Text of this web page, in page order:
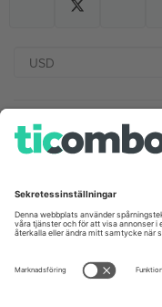
Kontor och support
Unter den Linden 24, 10117
Berlin, Germany
United States